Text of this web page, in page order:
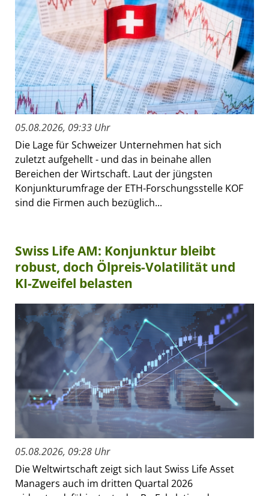
05.08.2026, 09:33 Uhr
Die Lage für Schweizer Unternehmen hat sich
zuletzt aufgehellt - und das in beinahe allen
Bereichen der Wirtschaft. Laut der jüngsten
Konjunkturumfrage der ETH-Forschungsstelle KOF
sind die Firmen auch bezüglich...
Swiss Life AM: Konjunktur bleibt
robust, doch Ölpreis-Volatilität und
KI-Zweifel belasten
05.08.2026, 09:28 Uhr
Die Weltwirtschaft zeigt sich laut Swiss Life Asset
Managers auch im dritten Quartal 2026